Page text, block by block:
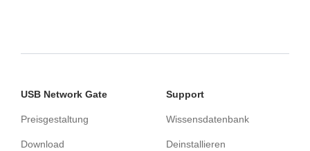
USB Network Gate
Preisgestaltung
Download
Support
Wissensdatenbank
Deinstallieren